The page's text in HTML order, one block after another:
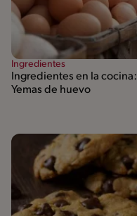
Ingredientes
Ingredientes en la cocina:
Yemas de huevo